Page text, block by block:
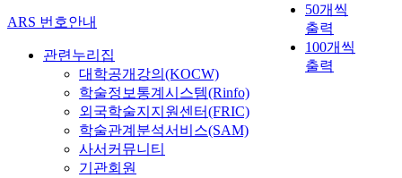
50개씩
출력
100개씩
출력
ARS 번호안내
관련누리집
대학공개강의(KOCW)
학술정보통계시스템(Rinfo)
외국학술지지원센터(FRIC)
학술관계분석서비스(SAM)
사서커뮤니티
기관회원